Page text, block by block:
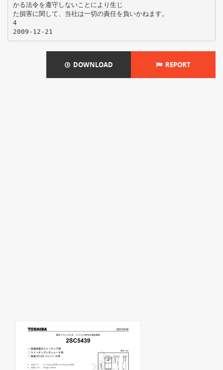
かる法令を遵守しないことにより生じ
た損害に関して、当社は一切の責任を負いかねます。
4
DOWNLOAD REPORT